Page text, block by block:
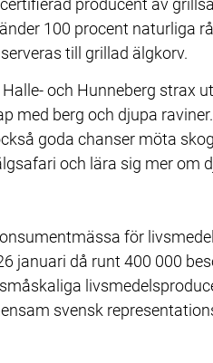
100 procent naturliga
till grillad älgkorv.
och Hunneberg strax
med berg och djupa
goda chanser möta
och lära sig mer om
för
januari då runt 400 000
svensk